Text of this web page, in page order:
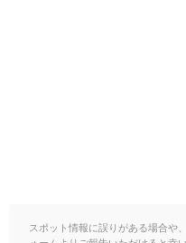
スポット情報に誤りがある場合や